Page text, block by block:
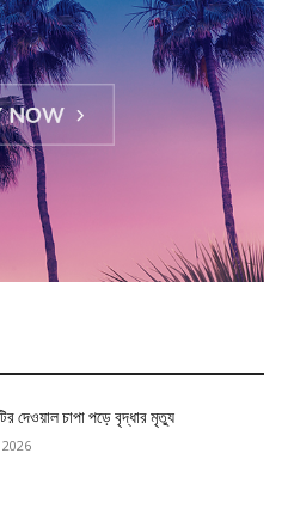
দেওয়াল চাপা পড়ে বৃদ্ধার মৃত্যু